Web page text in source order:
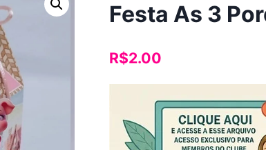
Festa As 3
R$2.00